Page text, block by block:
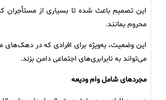
این تصمیم باعث شده تا بسیاری از مستأجران
محروم بمانند.
این وضعیت، به‌ویژه برای افرادی که در دهک‌های
می‌تواند به نابرابری‌های اجتماعی دامن بزند.
مجردهای شامل وام ودیعه